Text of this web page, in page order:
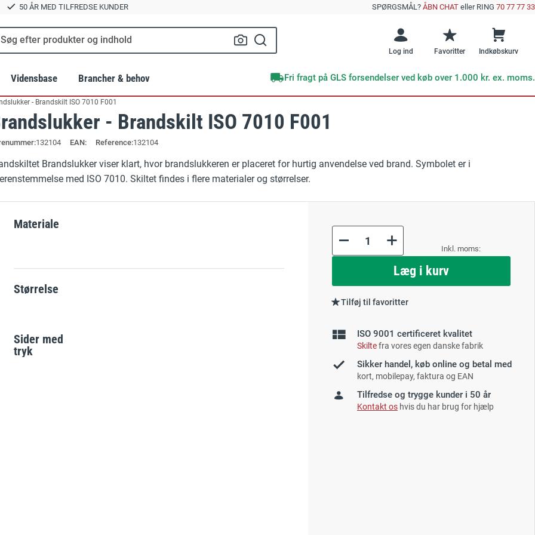
50 ÅR MED TILFREDSE KUNDER SPØRGSMÅL? ÅBN CHATeller RING 70 77 77 33
Log ind Favoritter Indkøbskurv
BR18 Brandskilte
Byggepladsskilte
Relaterede emner
Hvorfor vælge efterlysende skilte?
GRATIS E-BOG
Undgå disse 10
sikkerhedsskilte
Læs mere
Vidensbase
Standarder
Grafiske services
Brands
Supernova+
Brancher & behov
Landbrug
Byggeri og anlæg
Ladestandere og elbilparkering
Offentlig sektor
Veje og vejarbejde
Værksteder
Fri fragt på GLS forsendelser ved køb over 1.000 kr. ex. moms.
- Brandskilt ISO 7010 F001
- Brandskilt ISO 7010 F001
132104 EAN: Reference:132104
Brandslukker viser klart, hvor brandslukkeren er placeret for hurtig anvendelse ved brand. Symbolet er i
med ISO 7010. Skiltet findes i flere materialer og størrelser.
Materiale
Størrelse
Sider med
tryk
low
Læg i kurv
Tilføj til favoritter
ISO 9001 certificeret kvalitet
Skiltefra vores egen danske fabrik
Sikker handel, køb online og betal med
kort, mobilepay, faktura og EAN
Tilfredse og trygge kunder i 50 år
Kontakt os hvis du har brug for hjælp